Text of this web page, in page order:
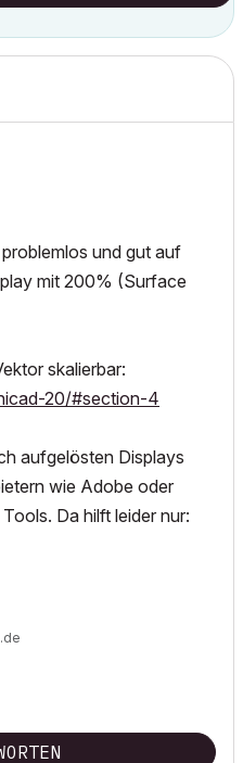
und gut auf
mit 200% (Surface
skalierbar:
20/#section-4
aufgelösten Displays
wie Adobe oder
Da hilft leider nur: